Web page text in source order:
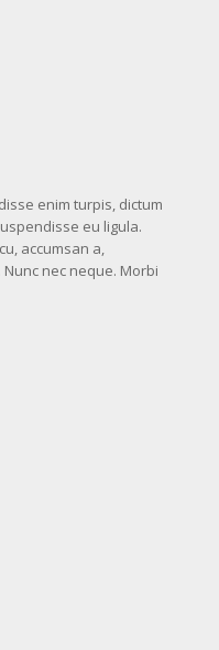
enim turpis, dictum
eu ligula.
accumsan a,
nec neque. Morbi